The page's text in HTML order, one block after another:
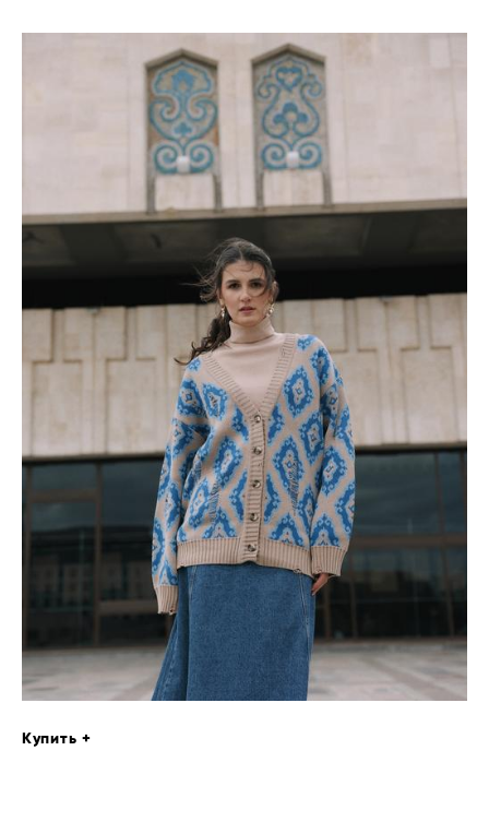
Купить +